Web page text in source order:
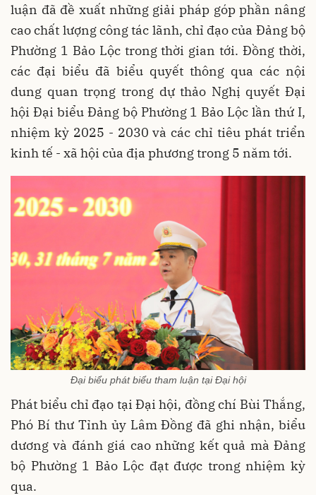
luận đã đề xuất những giải pháp góp phần nâng
cao chất lượng công tác lãnh, chỉ đạo của Đảng bộ
Phường 1 Bảo Lộc trong thời gian tới. Đồng thời,
các đại biểu đã biểu quyết thông qua các nội
dung quan trọng trong dự thảo Nghị quyết Đại
hội Đại biểu Đảng bộ Phường 1 Bảo Lộc lần thứ I,
nhiệm kỳ 2025 - 2030 và các chỉ tiêu phát triển
kinh tế - xã hội của địa phương trong 5 năm tới.
Đại biểu phát biểu tham luận tại Đại hội
Phát biểu chỉ đạo tại Đại hội, đồng chí Bùi Thắng,
Phó Bí thư Tỉnh ủy Lâm Đồng đã ghi nhận, biểu
dương và đánh giá cao những kết quả mà Đảng
bộ Phường 1 Bảo Lộc đạt được trong nhiệm kỳ
qua.